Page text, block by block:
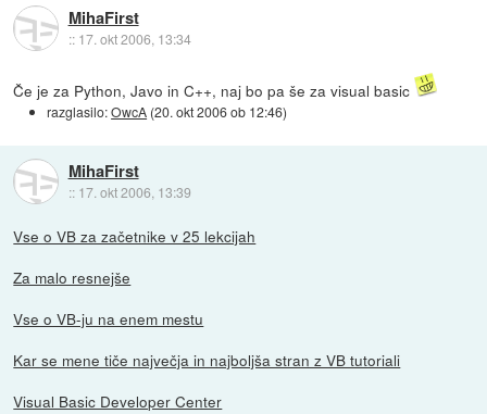
MihaFirst
:: 17. okt 2006, 13:34
Če je za Python, Javo in C++, naj bo pa še za visual basic
razglasilo:OwcA (20. okt 2006 ob 12:46)
MihaFirst
:: 17. okt 2006, 13:39
Vse o VB za začetnike v 25 lekcijah
Za malo resnejše
Vse o VB-ju na enem mestu
Kar se mene tiče največja in najboljša stran z VB tutoriali
Visual Basic Developer Center